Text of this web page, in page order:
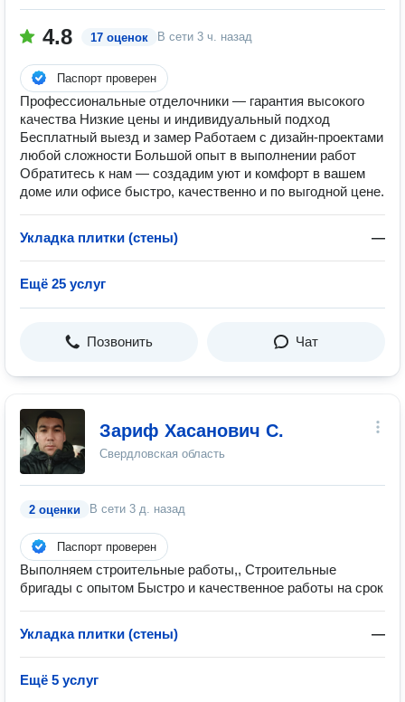
4.8 17 оценок В сети 3 ч. назад
Паспорт проверен
Профессиональные отделочники — гарантия высокого
качества Низкие цены и индивидуальный подход
Бесплатный выезд и замер Работаем с дизайн-проектами
любой сложности Большой опыт в выполнении работ
Обратитесь к нам — создадим уют и комфорт в вашем
доме или офисе быстро, качественно и по выгодной цене.
Укладка плитки (стены) —
Ещё 25 услуг
Позвонить Чат
Зариф Хасанович С.
Свердловская область
2 оценки В сети 3 д. назад
Паспорт проверен
Выполняем строительные работы,, Строительные
бригады с опытом Быстро и качественное работы на срок
Укладка плитки (стены) —
Ещё 5 услуг